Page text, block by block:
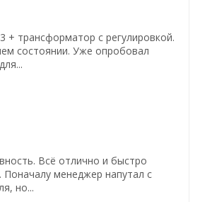
+ трансформатор с регулировкой.
состоянии. Уже опробовал
Всё отлично и быстро
Поначалу менеджер напутал с
но...